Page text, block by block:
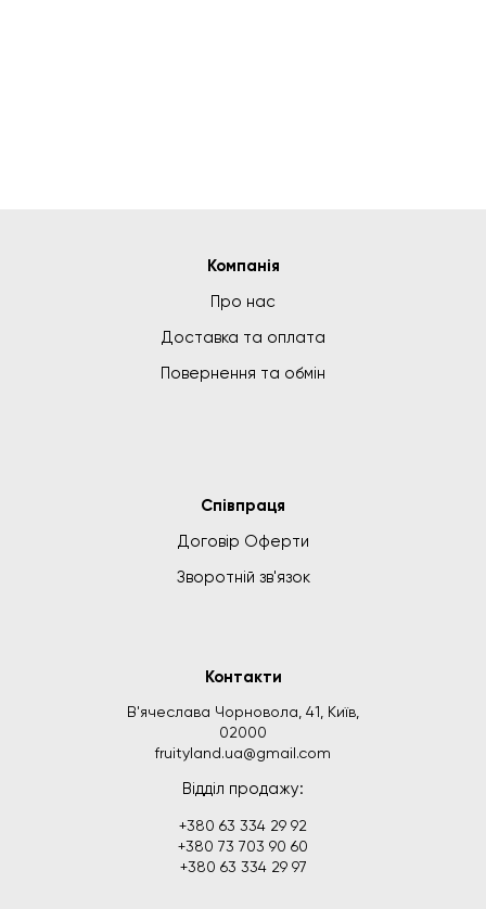
Компанія
Про нас
Доставка та оплата
Повернення та обмін
Співпраця
Договір Оферти
Зворотній зв'язок
Контакти
В'ячеслава Чорновола, 41, Київ,
02000
fruityland.ua@gmail.com
Відділ продажу:
+380 63 334 29 92
+380 73 703 90 60
+380 63 334 29 97